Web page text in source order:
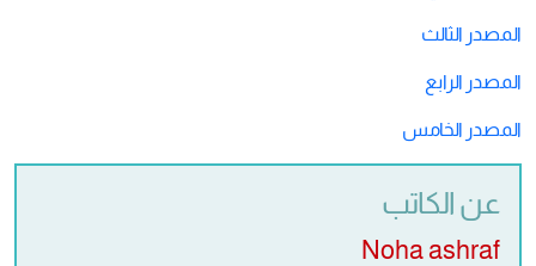
المصدر الثالث
المصدر الرابع
المصدر الخامس
عن الكاتب
Noha ashraf